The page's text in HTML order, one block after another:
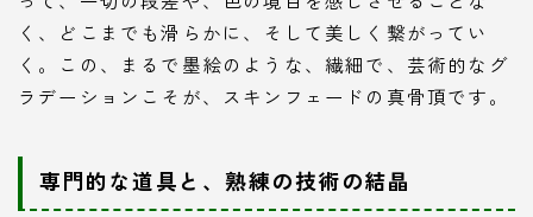
く、どこまでも滑らかに、そして美しく繋がってい
く。この、まるで墨絵のような、繊細で、芸術的なグ
ラデーションこそが、スキンフェードの真骨頂です。
専門的な道具と、熟練の技術の結晶